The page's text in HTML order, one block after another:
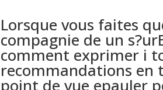
Lorsque vous faites
compagnie de un
comment exprimer i
recommandations en
point de vue epauler